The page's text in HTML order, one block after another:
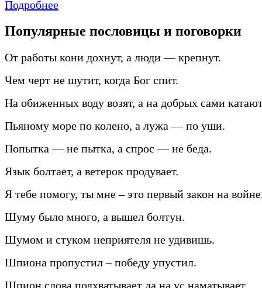
Подробнее
Популярные пословицы и поговорки
От работы кони дохнут, а люди — крепнут.
Чем черт не шутит, когда Бог спит.
На обиженных воду возят, а на добрых сами
Пьяному море по колено, а лужа — по уши.
Попытка — не пытка, а спрос — не беда.
Язык болтает, а ветерок продувает.
Я тебе помогу, ты мне – это первый закон на
Шуму было много, а вышел болтун.
Шумом и стуком неприятеля не удивишь.
Шпиона пропустил – победу упустил.
Шпион слова подхватывает да на ус наматывает.